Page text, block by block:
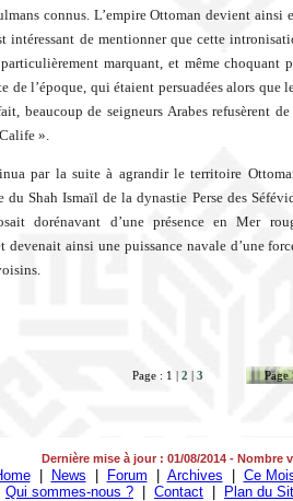
connus. L’empire Ottoman devient
intéressant de mentionner que cette
marquant, et même choquant
de l’époque, qui étaient persuadées alors que
beaucoup de seigneurs Arabes refusèrent
».
par la suite à agrandir le territoire
du Shah Ismaïl de la dynastie Perse des
dorénavant d’une présence en Mer
devenait ainsi une puissance navale d’une
Page : 1 | 2 | 3 Page
Dernière mise à jour : 01/08/2014 - Nombre
| News | Forum | Archives | Ce
Qui sommes-nous ? | Contact | Plan du